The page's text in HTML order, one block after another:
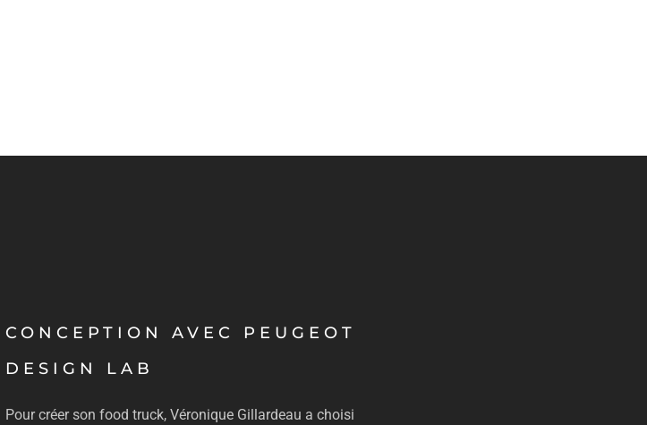
CONCEPTION AVEC PEUGEOT
DESIGN LAB
Pour créer son food truck, Véronique Gillardeau a choisi